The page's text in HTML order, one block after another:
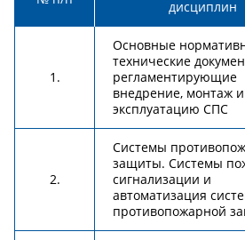
дисциплин
1.
Основные
технические
регламентирующие
внедрение, монтаж и
эксплуатацию СПС
2.
Системы
защиты. Системы
сигнализации и
автоматизация
противопожарной